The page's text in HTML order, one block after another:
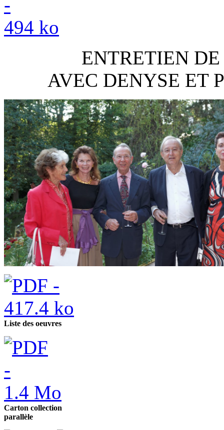
ENTRETIEN
AVEC DENYSE ET
Liste des oeuvres
Carton collection
parallèle